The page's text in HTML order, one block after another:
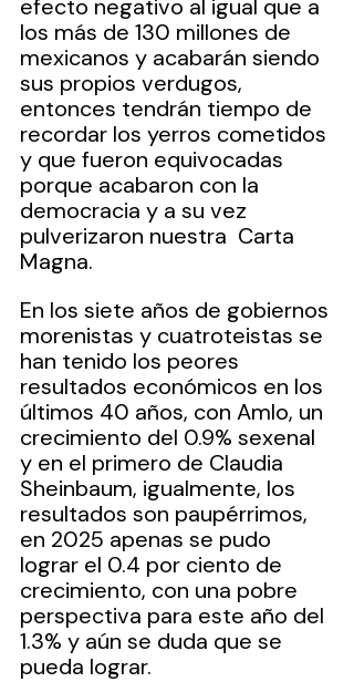
efecto negativo al igual que a
los más de 130 millones de
mexicanos y acabarán siendo
sus propios verdugos,
entonces tendrán tiempo de
recordar los yerros cometidos
y que fueron equivocadas
porque acabaron con la
democracia y a su vez
pulverizaron nuestra  Carta
Magna.
En los siete años de gobiernos
morenistas y cuatroteistas se
han tenido los peores
resultados económicos en los
últimos 40 años, con Amlo, un
crecimiento del 0.9% sexenal
y en el primero de Claudia
Sheinbaum, igualmente, los
resultados son paupérrimos,
en 2025 apenas se pudo
lograr el 0.4 por ciento de
crecimiento, con una pobre
perspectiva para este año del
1.3% y aún se duda que se
pueda lograr.